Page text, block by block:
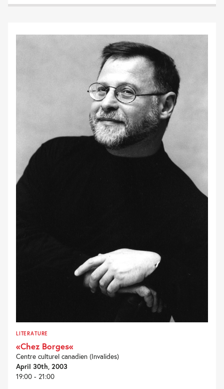
LITERATURE
«Chez Borges«
Centre culturel canadien (Invalides)
April 30th, 2003
19:00 - 21:00